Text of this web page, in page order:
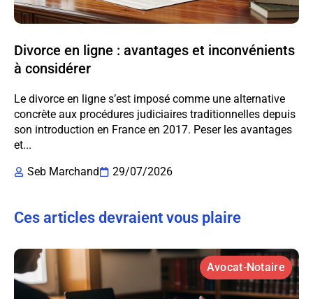
Divorce en ligne : avantages et inconvénients
à considérer
Le divorce en ligne s’est imposé comme une alternative
concrète aux procédures judiciaires traditionnelles depuis
son introduction en France en 2017. Peser les avantages
et...
Seb Marchand
29/07/2026
Ces articles devraient vous plaire
Avocat-Notaire